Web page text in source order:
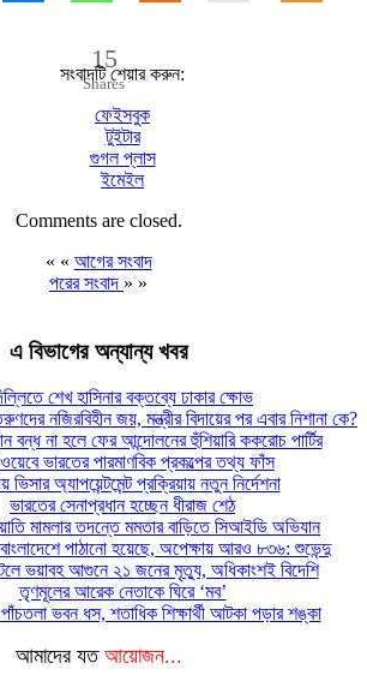
15
Shares
সংবাদটি শেয়ার করুন:
ফেইসবুক
টুইটার
গুগল প্লাস
ইমেইল
Comments are closed.
« « আগের সংবাদ
পরের সংবাদ » »
এ বিভাগের অন্যান্য খবর
শেখ হাসিনার বক্তব্যে ঢাকার ক্ষোভ
নজিরবিহীন জয়, মন্ত্রীর বিদায়ের পর এবার নিশানা কে?
বন্ধ না হলে ফের আন্দোলনের হুঁশিয়ারি ককরোচ পার্টির
ওয়েবে ভারতের পারমাণবিক প্রকল্পের তথ্য ফাঁস
ভিসার অ্যাপয়েন্টমেন্ট প্রক্রিয়ায় নতুন নির্দেশনা
ভারতের সেনাপ্রধান হচ্ছেন ধীরাজ শেঠ
মামলার তদন্তে মমতার বাড়িতে সিআইডি অভিযান
পাঠানো হয়েছে, অপেক্ষায় আরও ৮৩৬: শুভেন্দু
ভয়াবহ আগুনে ২১ জনের মৃত্যু, অধিকাংশই বিদেশি
তৃণমূলের আরেক নেতাকে ঘিরে ‘মব’
পাঁচতলা ভবন ধস, শতাধিক শিক্ষার্থী আটকা পড়ার শঙ্কা
আমাদের যত আয়োজন...